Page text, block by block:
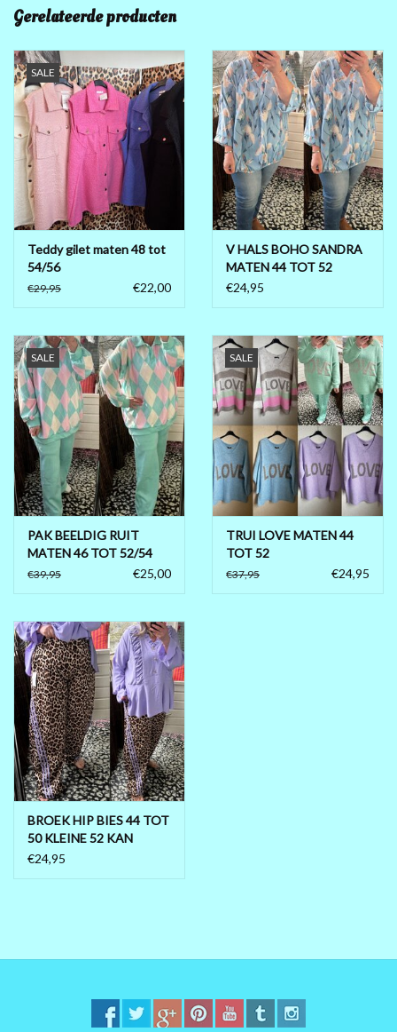
Gerelateerde producten
SALE
Teddy gilet maten 48 tot
54/56
€29,95 €22,00
V HALS BOHO SANDRA
MATEN 44 TOT 52
KLEINE 54
€24,95
SALE
PAK BEELDIG RUIT
MATEN 46 TOT 52/54
€39,95 €25,00
SALE
TRUI LOVE MATEN 44
TOT 52
€37,95 €24,95
BROEK HIP BIES 44 TOT
50 KLEINE 52 KAN
ONDER AANGESNOERD
€24,95